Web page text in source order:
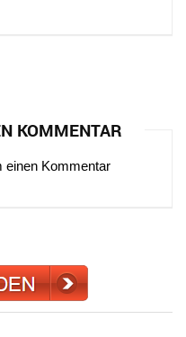
KOMMENTAR
einen Kommentar